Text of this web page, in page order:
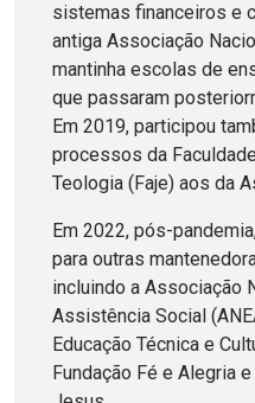
sistemas financeiros e
antiga Associação
mantinha escolas de
que passaram
Em 2019, participou
processos da
Teologia (Faje) aos da
Em 2022, pós-
para outras
incluindo a Associação
Assistência Social
Educação Técnica e
Fundação Fé e Alegria